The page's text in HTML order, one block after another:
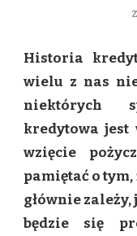
Historia
wielu z nas
niektórych
kredytowa
wzięcie
pamiętać o tym,
głównie
będzie się